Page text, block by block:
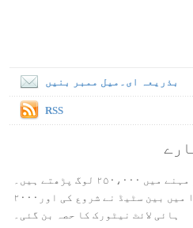
بذریعہ ای۔میل ممبر بنیں
RSS
آج کی آیت موجودہ دور میں ہر مہنے میں ۲۵۰،۰۰۰ لوگ پڑھتے ہیں۔
ورس آف دا ڈے ڈاٹ کام ۱۹۹۸ میں بین سٹیڈ نے شروع کی اور۲۰۰۰
ہائی لائٹ نیٹورک کا حصہ بن گئی۔